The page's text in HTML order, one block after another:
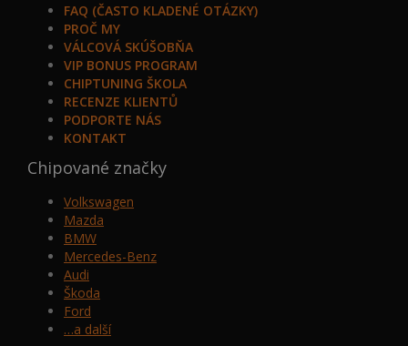
FAQ (ČASTO KLADENÉ OTÁZKY)
PROČ MY
VÁLCOVÁ SKÚŠOBŇA
VIP BONUS PROGRAM
CHIPTUNING ŠKOLA
RECENZE KLIENTŮ
PODPORTE NÁS
KONTAKT
Chipované značky
Volkswagen
Mazda
BMW
Mercedes-Benz
Audi
Škoda
Ford
…a další